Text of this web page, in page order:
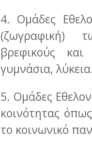
4. Ομάδες
(ζωγραφική)
βρεφικούς
γυμνάσια,
5. Ομάδες
κοινότητας
το κοινωνικό